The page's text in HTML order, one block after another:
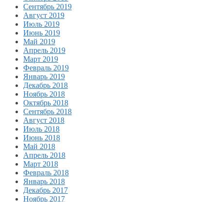
Сентябрь 2019
Август 2019
Июль 2019
Июнь 2019
Май 2019
Апрель 2019
Март 2019
Февраль 2019
Январь 2019
Декабрь 2018
Ноябрь 2018
Октябрь 2018
Сентябрь 2018
Август 2018
Июль 2018
Июнь 2018
Май 2018
Апрель 2018
Март 2018
Февраль 2018
Январь 2018
Декабрь 2017
Ноябрь 2017